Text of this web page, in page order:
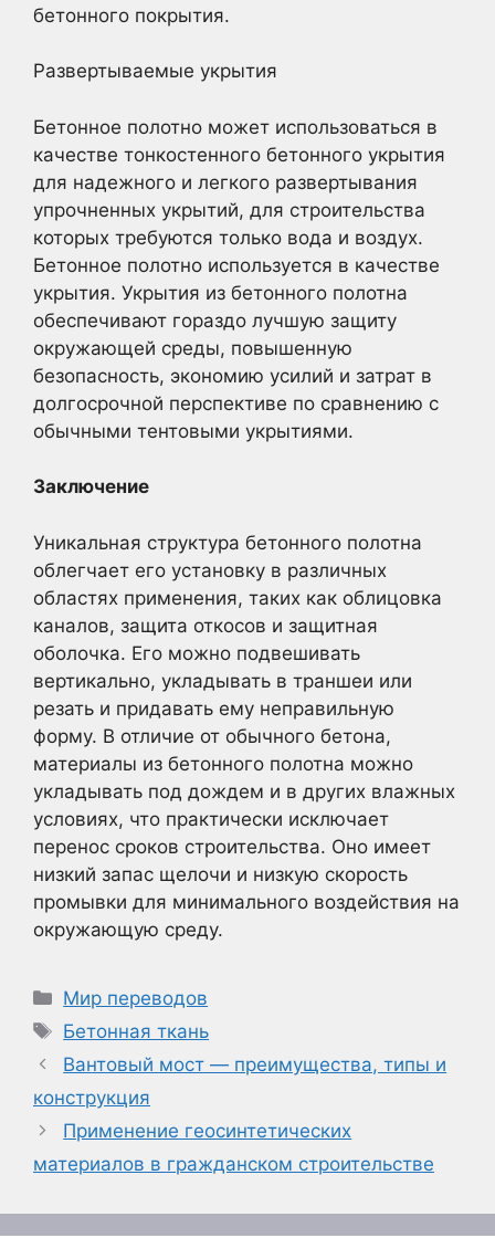
бетонного покрытия.
Развертываемые укрытия
Бетонное полотно может использоваться в
качестве тонкостенного бетонного укрытия
для надежного и легкого развертывания
упрочненных укрытий, для строительства
которых требуются только вода и воздух.
Бетонное полотно используется в качестве
укрытия. Укрытия из бетонного полотна
обеспечивают гораздо лучшую защиту
окружающей среды, повышенную
безопасность, экономию усилий и затрат в
долгосрочной перспективе по сравнению с
обычными тентовыми укрытиями.
Заключение
Уникальная структура бетонного полотна
облегчает его установку в различных
областях применения, таких как облицовка
каналов, защита откосов и защитная
оболочка. Его можно подвешивать
вертикально, укладывать в траншеи или
резать и придавать ему неправильную
форму. В отличие от обычного бетона,
материалы из бетонного полотна можно
укладывать под дождем и в других влажных
условиях, что практически исключает
перенос сроков строительства. Оно имеет
низкий запас щелочи и низкую скорость
промывки для минимального воздействия на
окружающую среду.
Рубрики
Мир переводов
Метки
Бетонная ткань
Вантовый мост — преимущества, типы и
конструкция
Применение геосинтетических
материалов в гражданском строительстве